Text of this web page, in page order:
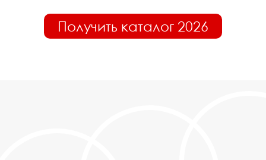
Получить каталог 2026